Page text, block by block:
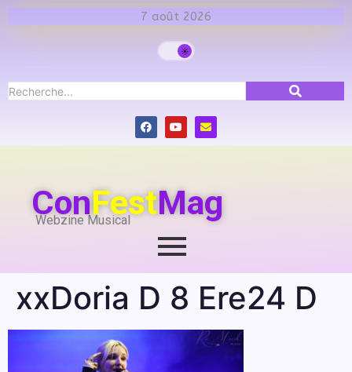
7 août 2026
ConFestMag
Webzine Musical
xxDoria D 8 Ere24 D